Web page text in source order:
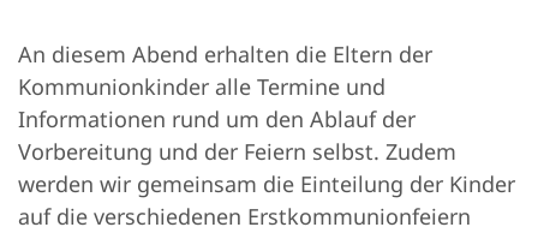
An diesem Abend erhalten die Eltern der
Kommunionkinder alle Termine und
Informationen rund um den Ablauf der
Vorbereitung und der Feiern selbst. Zudem
werden wir gemeinsam die Einteilung der Kinder
auf die verschiedenen Erstkommunionfeiern